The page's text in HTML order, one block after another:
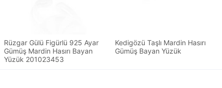
Rüzgar Gülü Figürlü 925 Ayar
Gümüş Mardin Hasırı Bayan
Yüzük 201023453
Kedigözü Taşlı Mardin Hasırı
Gümüş Bayan Yüzük